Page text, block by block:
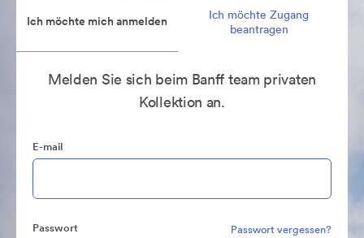
Ich möchte mich anmelden
Ich möchte Zugang
beantragen
Melden Sie sich beim Banff team privaten
Kollektion an.
E-mail
Passwort Passwort vergessen?